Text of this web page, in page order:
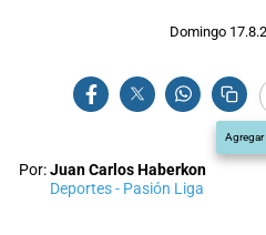
Domingo
Agregar
Por:Juan Carlos Haberkon
Deportes - Pasión Liga